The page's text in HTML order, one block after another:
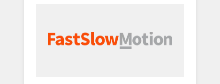
so it actually drives revenue, not just reports